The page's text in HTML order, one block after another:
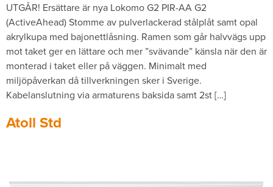
UTGÅR! Ersättare är nya Lokomo G2 PIR-AA G2
(ActiveAhead) Stomme av pulverlackerad stålplåt samt opal
akrylkupa med bajonettlåsning. Ramen som går halvvägs upp
mot taket ger en lättare och mer ”svävande” känsla när den är
monterad i taket eller på väggen. Minimalt med
miljöpåverkan då tillverkningen sker i Sverige.
Kabelanslutning via armaturens baksida samt 2st […]
Atoll Std